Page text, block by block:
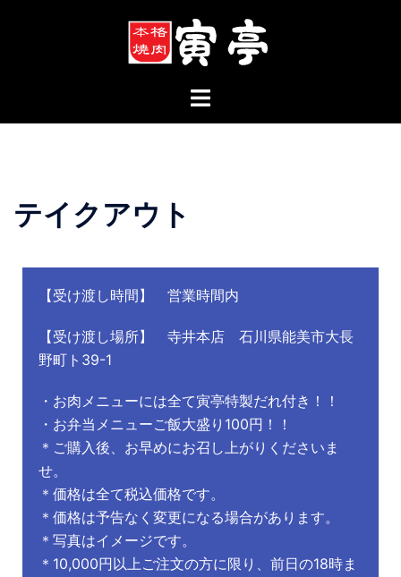
テイクアウト
【受け渡し時間】 営業時間内
【受け渡し場所】 寺井本店 石川県能美市大長
野町ト39-1
・お肉メニューには全て寅亭特製だれ付き！！
・お弁当メニューご飯大盛り100円！！
＊ご購入後、お早めにお召し上がりくださいま
せ。
＊価格は全て税込価格です。
＊価格は予告なく変更になる場合があります。
＊写真はイメージです。
＊10,000円以上ご注文の方に限り、前日の18時ま